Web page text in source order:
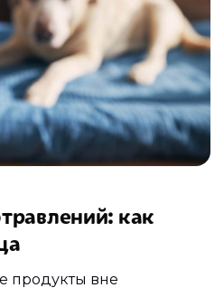
как
продукты вне